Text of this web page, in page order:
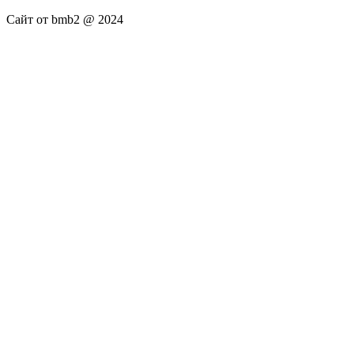
Сайт от bmb2 @ 2024